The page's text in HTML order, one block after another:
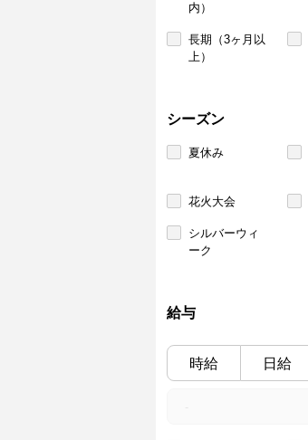
内）
長期（3ヶ月以
上）
シーズン
夏休み
花火大会
シルバーウィ
ーク
給与
時給 日給